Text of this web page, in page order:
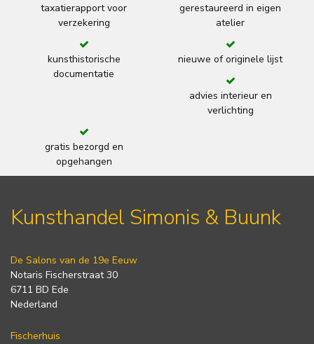
taxatierapport voor
verzekering
gerestaureerd in eigen
atelier
kunsthistorische
documentatie
nieuwe of originele lijst
advies interieur en
verlichting
gratis bezorgd en
opgehangen
Kunsthandel Simonis & Buunk
De Salons van de 19e Eeuw
Notaris Fischerstraat 30
6711 BD Ede
Nederland
Fischerhuis